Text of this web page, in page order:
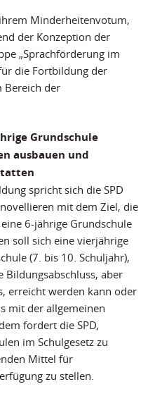
Minderheitenvotum,
der Konzeption der
„Sprachförderung im
die Fortbildung der
Bereich der
Grundschule
ausbauen und
spricht sich die SPD
mit dem Ziel, die
6-jährige Grundschule
soll sich eine vierjährige
(7. bis 10. Schuljahr),
Bildungsabschluss, aber
erreicht werden kann oder
mit der allgemeinen
fordert die SPD,
im Schulgesetz zu
Mittel für
zu stellen.